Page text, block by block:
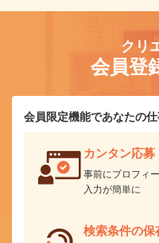
クリ
会員登
会員限定機能であなたの
カンタン応募
事前にプロフィ
入力が簡単に
検索条件の保